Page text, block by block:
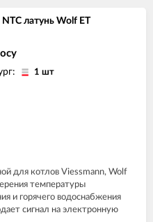
латунь Wolf ET
1 шт
для котлов Viessmann, Wolf
температуры
и горячего водоснабжения
сигнал на электронную